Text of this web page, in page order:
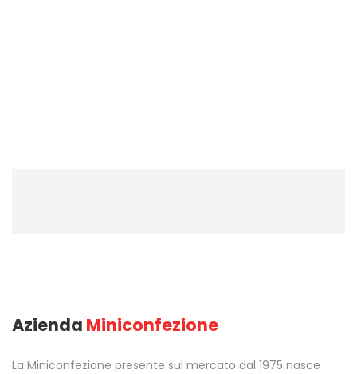
Azienda Miniconfezione
La Miniconfezione presente sul mercato dal 1975 nasce